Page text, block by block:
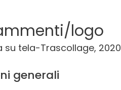
logo
su tela-Trascollage, 2020
generali